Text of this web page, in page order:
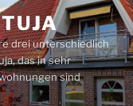
drei unterschiedlich
das in sehr
sind